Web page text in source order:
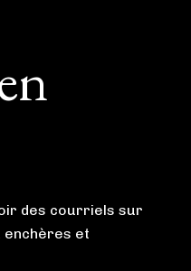
des courriels sur
enchères et